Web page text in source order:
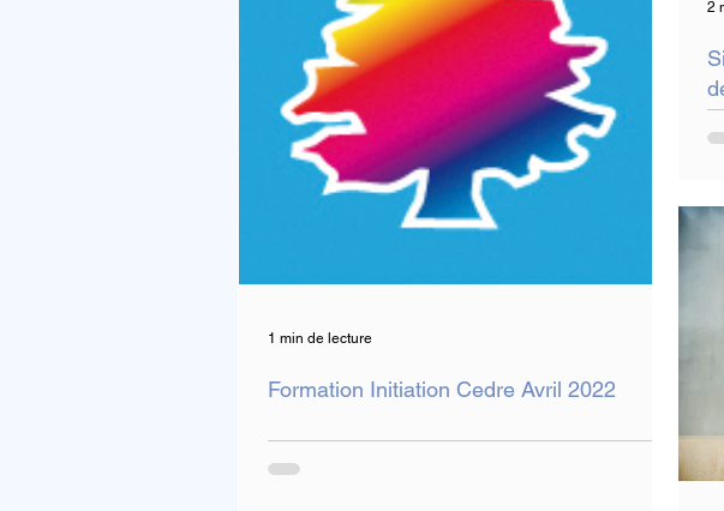
2
Formation Initiation Cedre Avril 2022
1 min de lecture